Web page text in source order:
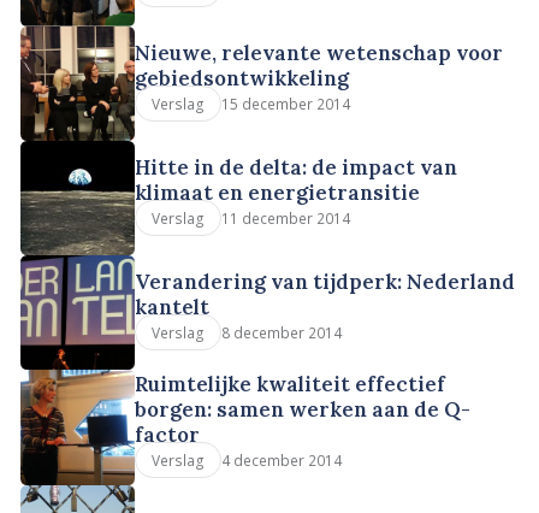
Nieuwe, relevante wetenschap voor
gebiedsontwikkeling
Verslag 15 december 2014
Hitte in de delta: de impact van
klimaat en energietransitie
Verslag 11 december 2014
Verandering van tijdperk: Nederland
kantelt
Verslag 8 december 2014
Ruimtelijke kwaliteit effectief
borgen: samen werken aan de Q-
factor
Verslag 4 december 2014